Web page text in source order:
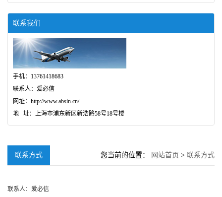
联系我们
手机：13761418683
联系人：爱必信
网址：http://www.absin.cn/
地 址：上海市浦东新区新浩路58号18号楼
联系方式 您当前的位置： 网站首页 > 联系方式
联系人： 爱必信